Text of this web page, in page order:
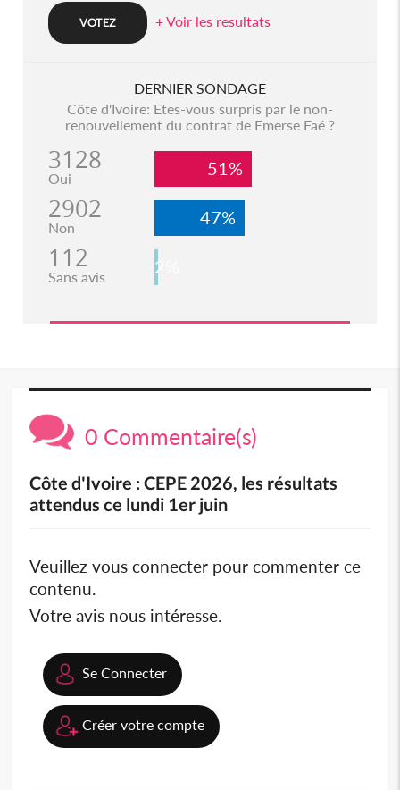
+ Voir les resultats
DERNIER SONDAGE
Côte d'Ivoire: Etes-vous surpris par le non-
renouvellement du contrat de Emerse Faé ?
3128
Oui 51%
2902
Non 47%
112
Sans avis 2%
0 Commentaire(s)
Côte d'Ivoire : CEPE 2026, les résultats
attendus ce lundi 1er juin
Veuillez vous connecter pour commenter ce
contenu.
Votre avis nous intéresse.
Se Connecter
Créer votre compte